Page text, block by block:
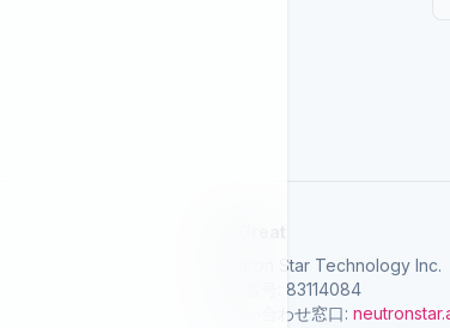
Neutron Star Technology Inc.
統一番号: 83114084
お問い合わせ窓口: